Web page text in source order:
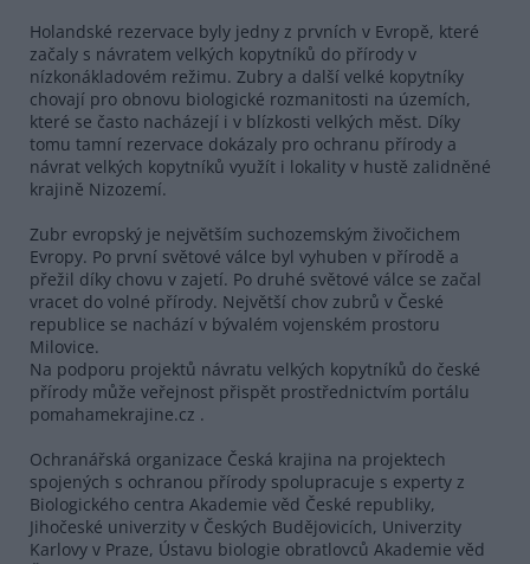
Holandské rezervace byly jedny z prvních v Evropě, které
začaly s návratem velkých kopytníků do přírody v
nízkonákladovém režimu. Zubry a další velké kopytníky
chovají pro obnovu biologické rozmanitosti na územích,
které se často nacházejí i v blízkosti velkých měst. Díky
tomu tamní rezervace dokázaly pro ochranu přírody a
návrat velkých kopytníků využít i lokality v hustě zalidněné
krajině Nizozemí.
Zubr evropský je největším suchozemským živočichem
Evropy. Po první světové válce byl vyhuben v přírodě a
přežil díky chovu v zajetí. Po druhé světové válce se začal
vracet do volné přírody. Největší chov zubrů v České
republice se nachází v bývalém vojenském prostoru
Milovice.
Na podporu projektů návratu velkých kopytníků do české
přírody může veřejnost přispět prostřednictvím portálu
pomahamekrajine.cz .
Ochranářská organizace Česká krajina na projektech
spojených s ochranou přírody spolupracuje s experty z
Biologického centra Akademie věd České republiky,
Jihočeské univerzity v Českých Budějovicích, Univerzity
Karlovy v Praze, Ústavu biologie obratlovců Akademie věd